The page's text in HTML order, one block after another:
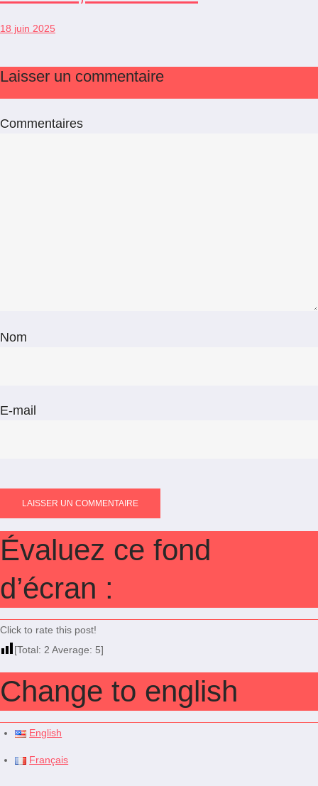
18 juin 2025
Laisser un commentaire
Commentaires
Nom
E-mail
Évaluez ce fond
d’écran :
Click to rate this post!
[Total: 2 Average: 5]
Change to english
English
Français